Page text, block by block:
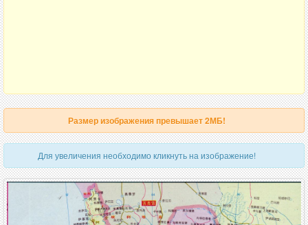
Размер изображения превышает 2МБ!
Для увеличения необходимо кликнуть на изображение!